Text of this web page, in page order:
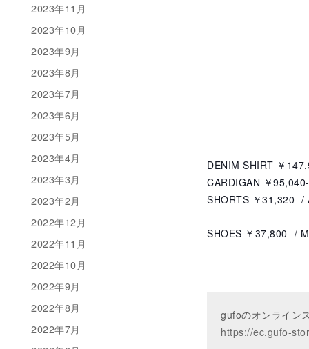
DENIM SHIRT ￥
CARDIGAN ￥
SHORTS ￥31,320- /
SHOES ￥37,800- /
gufoのオンライン
https://ec.gufo-
2023年11月
2023年10月
2023年9月
2023年8月
2023年7月
2023年6月
2023年5月
2023年4月
2023年3月
2023年2月
2022年12月
2022年11月
2022年10月
2022年9月
2022年8月
2022年7月